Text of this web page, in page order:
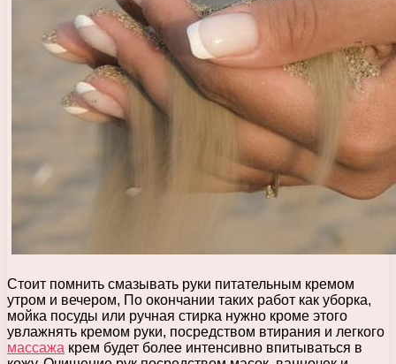
Стоит помнить смазывать руки питательным кремом
утром и вечером, По окончании таких работ как уборка,
мойка посуды или ручная стирка нужно кроме этого
увлажнять кремом руки, посредством втирания и легкого
массажа крем будет более интенсивно впитываться в